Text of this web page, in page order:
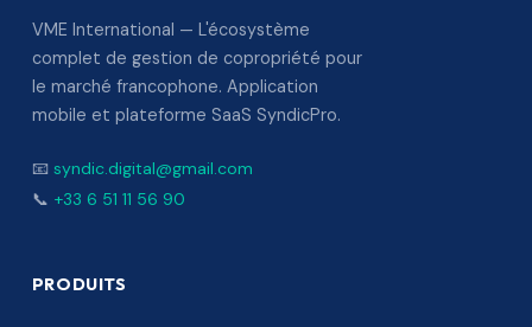
VME International — L'écosystème
complet de gestion de copropriété pour
le marché francophone. Application
mobile et plateforme SaaS SyndicPro.
📧 syndic.digital@gmail.com
📞 +33 6 51 11 56 90
PRODUITS